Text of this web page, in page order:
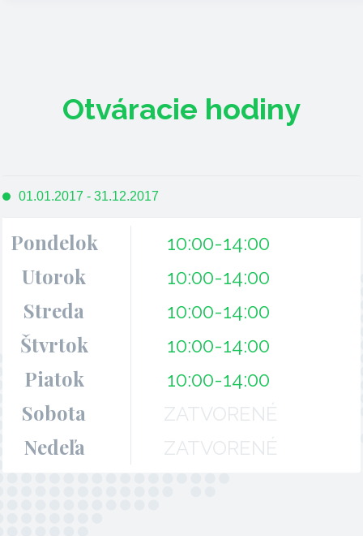
Otváracie hodiny
01.01.2017 - 31.12.2017
Pondelok 10:00-14:00
Utorok 10:00-14:00
Streda 10:00-14:00
Štvrtok 10:00-14:00
Piatok 10:00-14:00
Sobota ZATVORENÉ
Nedeľa ZATVORENÉ